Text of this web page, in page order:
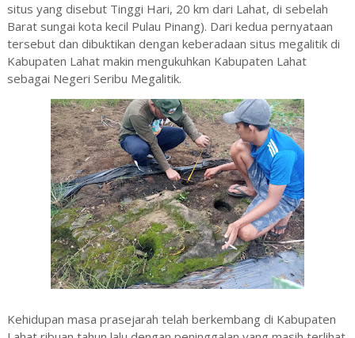
situs yang disebut Tinggi Hari, 20 km dari Lahat, di sebelah
Barat sungai kota kecil Pulau Pinang). Dari kedua pernyataan
tersebut dan dibuktikan dengan keberadaan situs megalitik di
Kabupaten Lahat makin mengukuhkan Kabupaten Lahat
sebagai Negeri Seribu Megalitik.
Kehidupan masa prasejarah telah berkembang di Kabupaten